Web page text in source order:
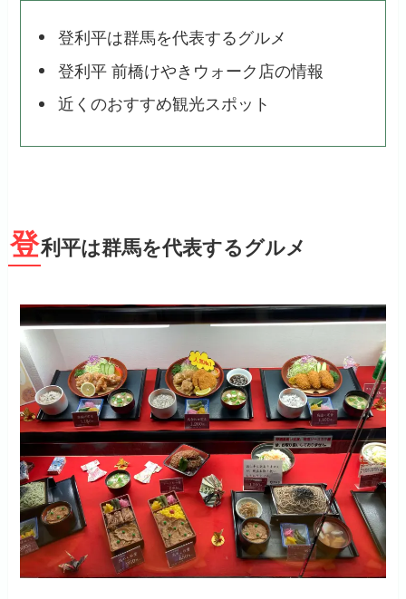
登利平は群馬を代表するグルメ
登利平 前橋けやきウォーク店の情報
近くのおすすめ観光スポット
登利平は群馬を代表するグルメ